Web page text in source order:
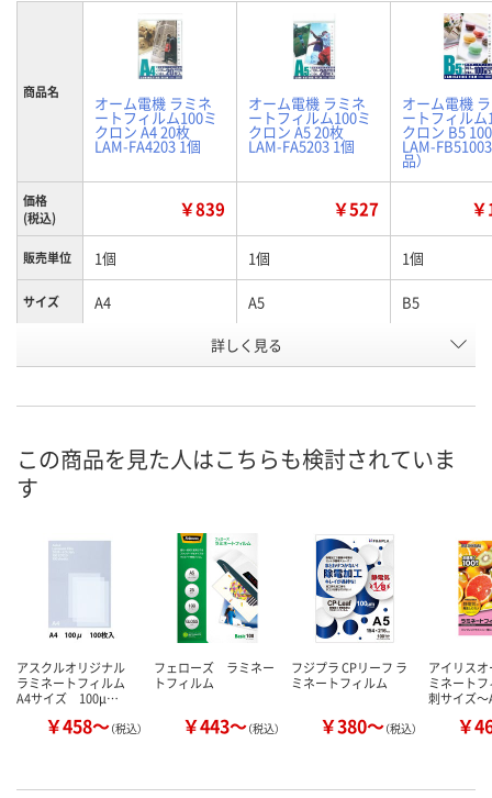
商品名
オーム電機 ラミネ
ートフィルム100ミ
クロン A4 20枚
LAM-FA4203 1個
オーム電機 ラミネ
ートフィルム100ミ
クロン A5 20枚
LAM-FA5203 1個
オーム電機
ートフィルム
クロン B5
LAM-FB51003
品）
価格
(税込)
￥839 ￥527
販売単位 1個 1個 1個
サイズ A4 A5 B5
P015766 P015770
カゴへ カゴへ カ
詳しく見る
この商品を見た人はこちらも検討されていま
す
アスクルオリジナル
ラミネートフィルム
A4サイズ 100μ…
￥458～（税込）
フェローズ ラミネー
トフィルム
￥443～（税込）
フジプラ CPリーフ ラ
ミネートフィルム
￥380～（税込）
アイリス
ミネート
刺サイズ
￥